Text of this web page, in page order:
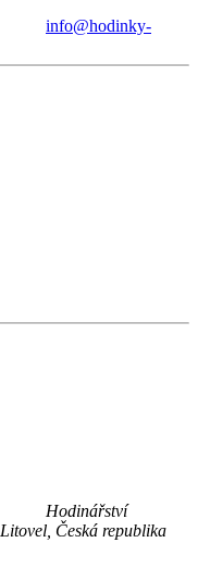
info@hodinky-
Hodinářství
Litovel Česká republika